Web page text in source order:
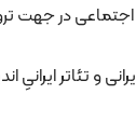
در جهت
و تئاتر ایرانیِ